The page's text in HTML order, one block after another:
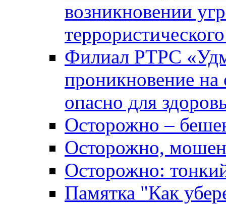
возникновении
Филиал РТРС
проникновение на
опасно для
Осторожно –
Осторожно,
Осторожно:
Памятка "Как